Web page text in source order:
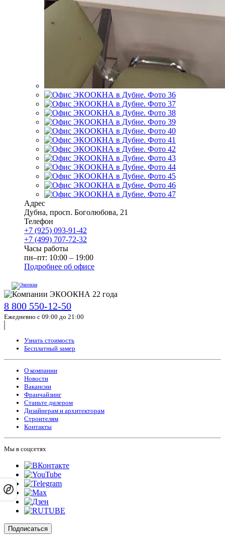
Адрес
Дубна, просп. Боголюбова, 21
Телефон
+7 (925) 093-91-42
+7 (499) 707-72-32
Часы работы
пн–пт: 10:00 – 19:00
Подробнее об офисе
8 800 550-12-50
Ежедневно с 09:00 до 21:00
Узнать стоимость
Бесплатный замер
О компании
Новости
Вакансии
Франчайзинг
Станьте дилером
Дизайнерам и архитекторам
Строителям
Контакты
Мы в соцсетях
Подписаться